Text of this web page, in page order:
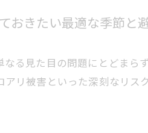
おきたい最適な季節と
る見た目の問題にとどまら
リ被害といった深刻なリス